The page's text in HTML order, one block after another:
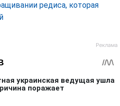
редиса, которая